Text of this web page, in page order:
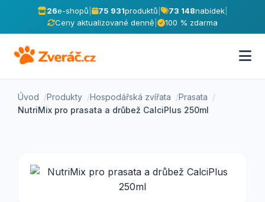
26e-shopů 75 931produktů 73 148nabídek|
Ceny aktualizované denně
100 % zdarma
Úvod Produkty Hospodářská zvířata
Prasata
NutriMix pro prasata a drůbež CalciPlus 250ml